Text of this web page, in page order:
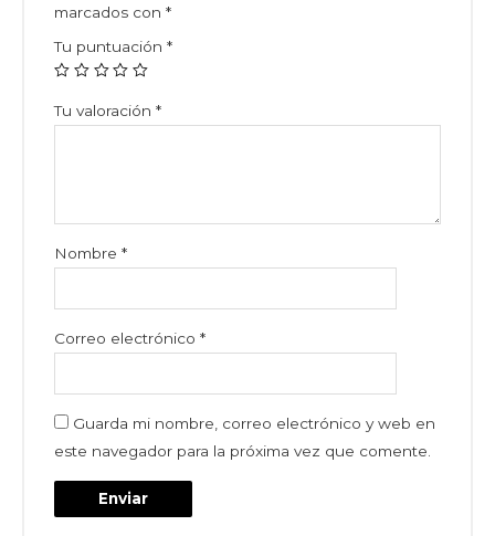
marcados con*
Tu puntuación*
Tu valoración*
Nombre*
Correo electrónico*
Guarda mi nombre, correo electrónico y web en
este navegador para la próxima vez que comente.